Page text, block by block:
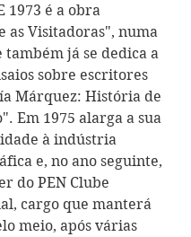
1973 é a obra
as Visitadoras", numa
também já se dedica a
sobre escritores
Márquez: História de
Em 1975 alarga a sua
à indústria
e, no ano seguinte,
do PEN Clube
cargo que manterá
meio, após várias